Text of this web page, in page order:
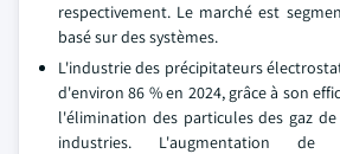
respectivement. Le marché est
basé sur des systèmes.
L'industrie des précipitateurs
d'environ 86 % en 2024, grâce à son
l'élimination des particules des gaz
industries. L'augmentation de